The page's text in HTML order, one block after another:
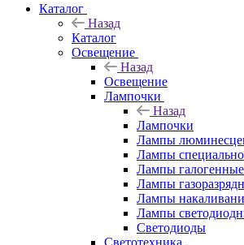
Каталог
Назад
Каталог
Освещение
Назад
Освещение
Лампочки
Назад
Лампочки
Лампы
Лампы
Лампы галогенные
Лампы
Лампы
Лампы
Светодиоды
Светотехника